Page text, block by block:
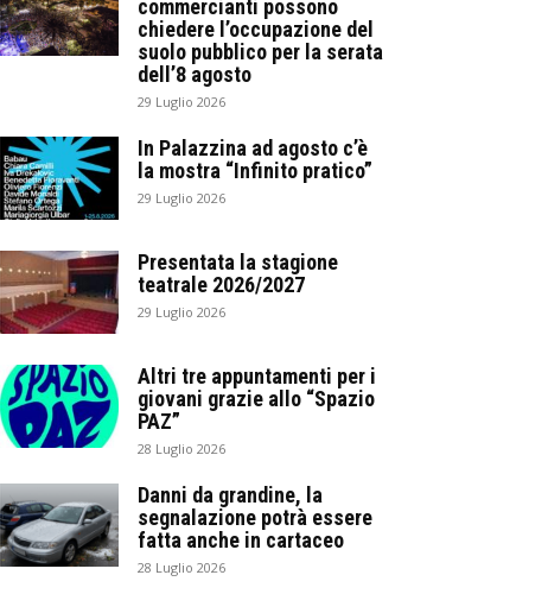
commercianti possono
chiedere l’occupazione del
suolo pubblico per la serata
dell’8 agosto
29 Luglio 2026
In Palazzina ad agosto c’è
la mostra “Infinito pratico”
29 Luglio 2026
Presentata la stagione
teatrale 2026/2027
29 Luglio 2026
Altri tre appuntamenti per i
giovani grazie allo “Spazio
PAZ”
28 Luglio 2026
Danni da grandine, la
segnalazione potrà essere
fatta anche in cartaceo
28 Luglio 2026